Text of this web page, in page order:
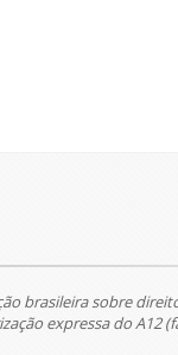
brasileira sobre
expressa do A12